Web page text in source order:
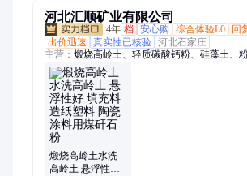
河北汇顺矿业有限公司
4年 档 安心购 综合体验L0
回
出价迅速
真实性已核验 河北石家庄
主营： 煅烧高岭土、轻质碳酸钙粉、硅藻土、
重质碳酸钙粉、膨润土、硅灰粉、白云石粉、
滑石粉、陶土粉、珍珠岩粉、石英粉、玻璃粉
石粉、变压器鹅卵石、夜光石、火山石切片、
砂、黑色金刚砂、鹅卵石切片
煅烧高岭土水洗
高岭土 悬浮性好